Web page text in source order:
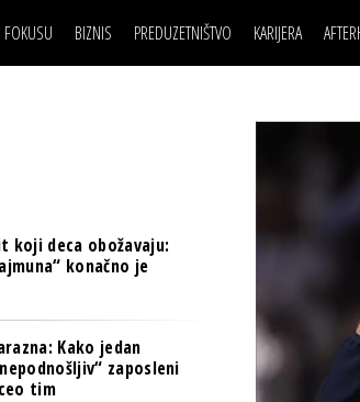
FOKUSU BIZNIS
BANKE
TECH I AI
BIZNIS & SPORT
PREDUZETNIŠTVO KARIJERA
STIL
IZJAVA DANABIZNIS SCENA
BREND I KOMUNIKACIJE
OSIGURANJE
TECH I AI
PULS REGIONA
POSAO
MOJ UGAO
KNOW-HOW
koji deca obožavaju:
konačno je
Kako jedan
zaposleni
tim